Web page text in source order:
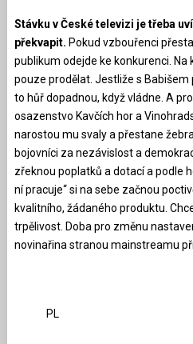
Stávku v České televizi je třeba
překvapit. Pokud vzbouřenci
publikum odejde ke konkurenci.
pouze prodělat. Jestliže s Babišem
to hůř dopadnou, když vládne. A
osazenstvo Kavčích hor a
narostou mu svaly a přestane
bojovníci za nezávislost a
zřeknou poplatků a dotací a podle
ní pracuje“ si na sebe začnou
kvalitního, žádaného produktu.
trpělivost. Doba pro změnu
novinařina stranou mainstreamu
PL